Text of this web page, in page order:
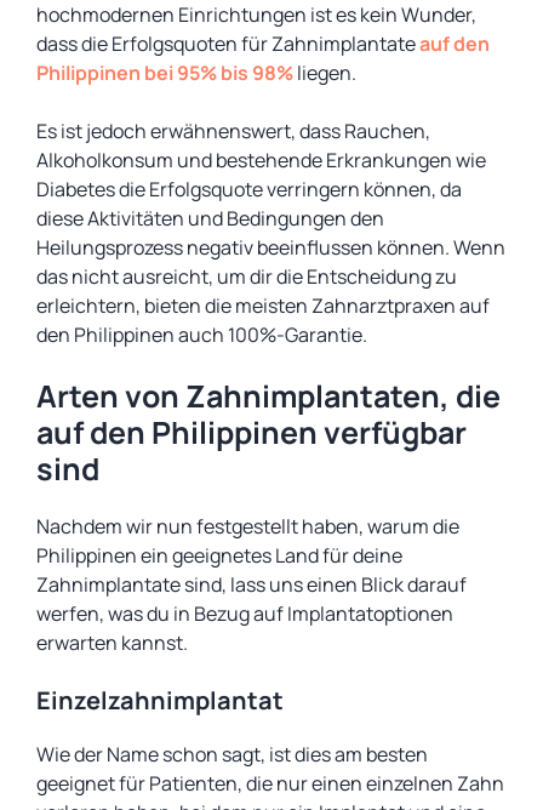
hochmodernen Einrichtungen ist es kein Wunder,
dass die Erfolgsquoten für Zahnimplantateauf den
Philippinen bei 95% bis 98%liegen.
Es ist jedoch erwähnenswert, dass Rauchen,
Alkoholkonsum und bestehende Erkrankungen wie
Diabetes die Erfolgsquote verringern können, da
diese Aktivitäten und Bedingungen den
Heilungsprozess negativ beeinflussen können. Wenn
das nicht ausreicht, um dir die Entscheidung zu
erleichtern, bieten die meisten Zahnarztpraxen auf
den Philippinen auch 100%-Garantie.
Arten von Zahnimplantaten, die
auf den Philippinen verfügbar
sind
Nachdem wir nun festgestellt haben, warum die
Philippinen ein geeignetes Land für deine
Zahnimplantate sind, lass uns einen Blick darauf
werfen, was du in Bezug auf Implantatoptionen
erwarten kannst.
Einzelzahnimplantat
Wie der Name schon sagt, ist dies am besten
geeignet für Patienten, die nur einen einzelnen Zahn